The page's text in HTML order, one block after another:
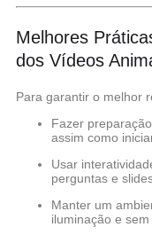
Melhores
dos Vídeos
Para garantir o melhor
Fazer
assim como
Usar
perguntas e
Manter um
iluminação e sem